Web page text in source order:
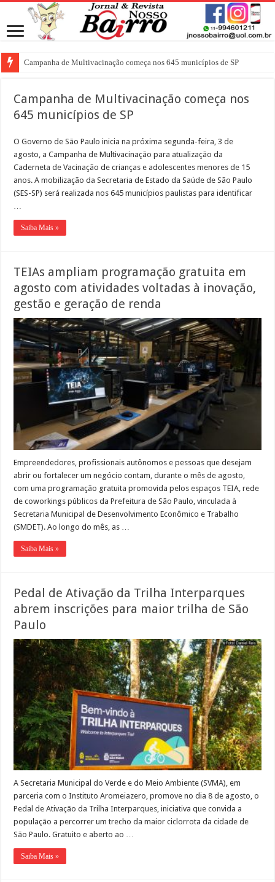
Campanha de Multivacinação começa nos 645 municípios de SP
Campanha de Multivacinação começa nos
645 municípios de SP
O Governo de São Paulo inicia na próxima segunda-feira, 3 de
agosto, a Campanha de Multivacinação para atualização da
Caderneta de Vacinação de crianças e adolescentes menores de 15
anos. A mobilização da Secretaria de Estado da Saúde de São Paulo
(SES-SP) será realizada nos 645 municípios paulistas para identificar
Saiba Mais »
TEIAs ampliam programação gratuita em
agosto com atividades voltadas à inovação,
gestão e geração de renda
Empreendedores, profissionais autônomos e pessoas que desejam
abrir ou fortalecer um negócio contam, durante o mês de agosto,
com uma programação gratuita promovida pelos espaços TEIA, rede
de coworkings públicos da Prefeitura de São Paulo, vinculada à
Secretaria Municipal de Desenvolvimento Econômico e Trabalho
(SMDET). Ao longo do mês, as …
Saiba Mais »
Pedal de Ativação da Trilha Interparques
abrem inscrições para maior trilha de São
Paulo
A Secretaria Municipal do Verde e do Meio Ambiente (SVMA), em
parceria com o Instituto Aromeiazero, promove no dia 8 de agosto, o
Pedal de Ativação da Trilha Interparques, iniciativa que convida a
população a percorrer um trecho da maior ciclorrota da cidade de
São Paulo. Gratuito e aberto ao …
Saiba Mais »